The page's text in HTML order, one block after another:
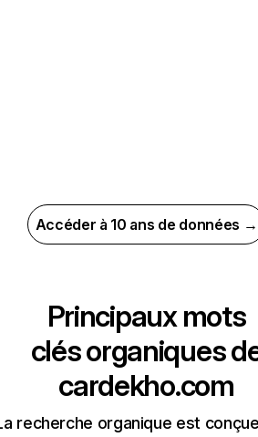
Accéder à 10 ans de données →
Principaux mots
clés organiques
cardekho.com
recherche organique est